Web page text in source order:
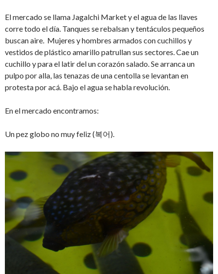
El mercado se llama Jagalchi Market y el agua de las llaves
corre todo el día. Tanques se rebalsan y tentáculos pequeños
buscan aire. Mujeres y hombres armados con cuchillos y
vestidos de plástico amarillo patrullan sus sectores. Cae un
cuchillo y para el latir del un corazón salado. Se arranca un
pulpo por alla, las tenazas de una centolla se levantan en
protesta por acá. Bajo el agua se habla revolución.
En el mercado encontramos:
Un pez globo no muy feliz (복어).